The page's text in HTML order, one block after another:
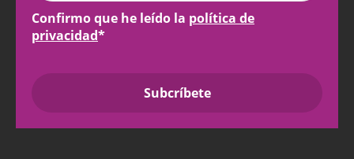
Confirmo que he leído la política de
privacidad*